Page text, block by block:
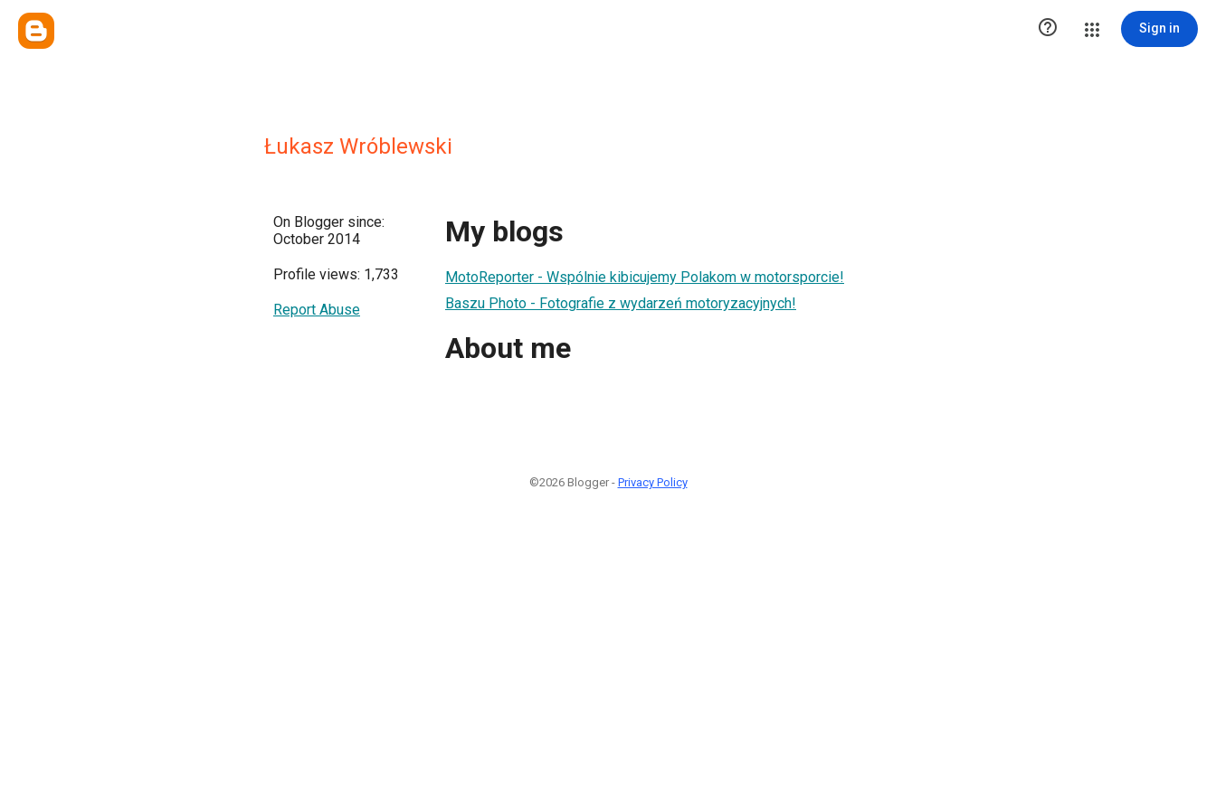
 Sign in
Łukasz Wróblewski
On Blogger since:
October 2014
Profile views: 1,733
Report Abuse
My blogs
MotoReporter - Wspólnie kibicujemy Polakom w motorsporcie!
Baszu Photo - Fotografie z wydarzeń motoryzacyjnych!
About me
©2026 Blogger - Privacy Policy